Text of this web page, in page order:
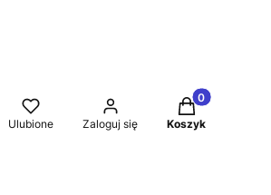
Ulubione Zaloguj się
Produkty w
Koszyk